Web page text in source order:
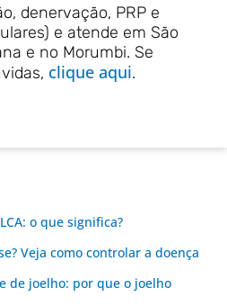
denervação, PRP e
e atende em São
e no Morumbi. Se
clique aqui.
o que significa?
Veja como controlar a doença
de joelho: por que o joelho